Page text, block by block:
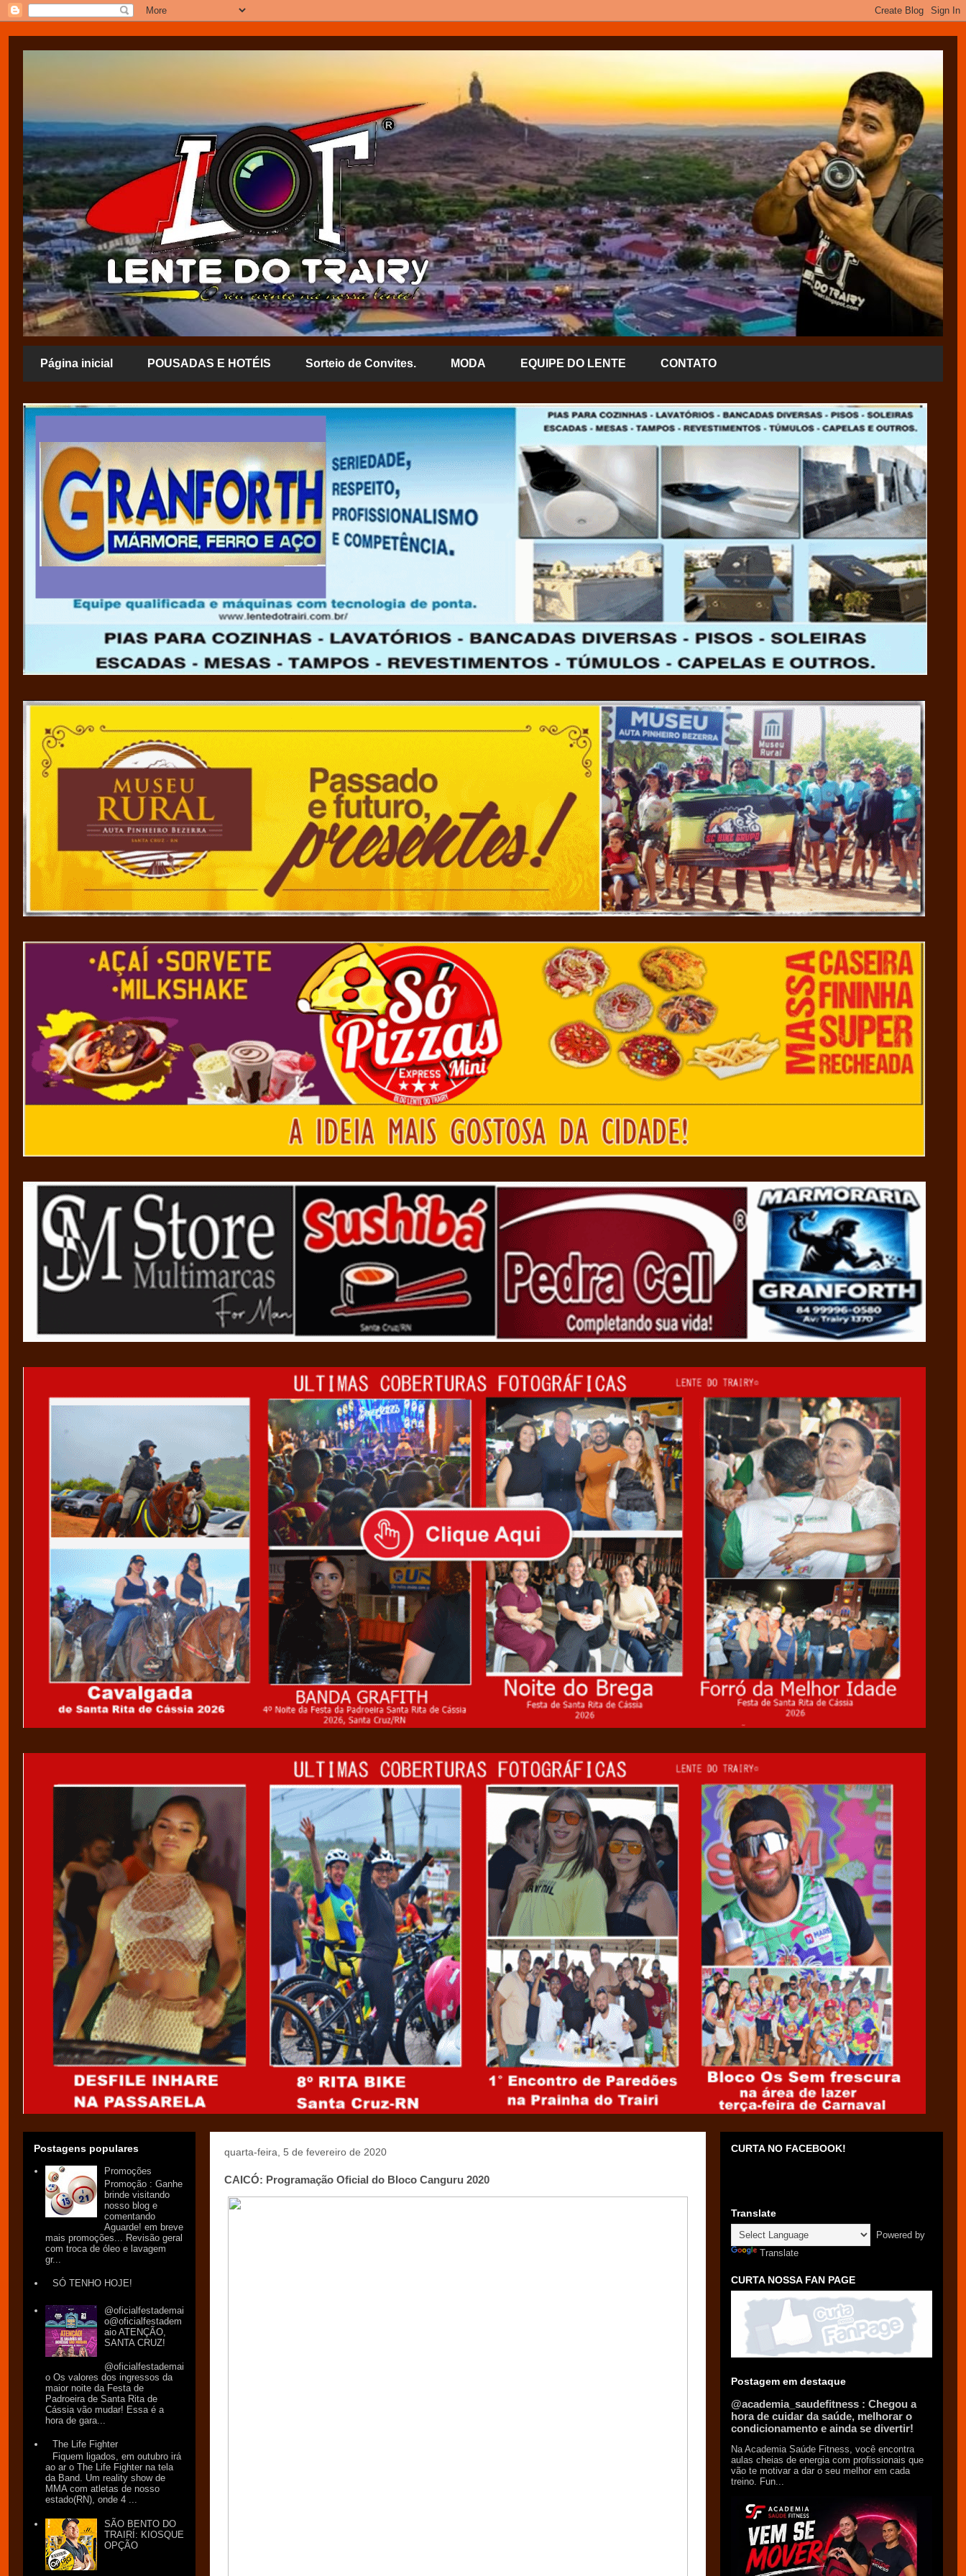
Página inicial POUSADAS E HOTÉIS Sorteio de Convites. MODA EQUIPE DO LENTE CONTATO
quarta-feira, 5 de fevereiro de 2020
CAICÓ: Programação Oficial do Bloco Canguru 2020
Postagens populares
Promoções
Promoção : Ganhe
brinde visitando
nosso blog e
comentando
Aguarde! em breve
mais promoções... Revisão geral
com troca de óleo e lavagem
gr...
SÓ TENHO HOJE!
@oficialfestademai
o@oficialfestadem
aio ATENÇÃO,
SANTA CRUZ!
@oficialfestademai
o Os valores dos ingressos da
maior noite da Festa de
Padroeira de Santa Rita de
Cássia vão mudar! Essa é a
hora de gara...
The Life Fighter
Fiquem ligados, em outubro irá
ao ar o The Life Fighter na tela
da Band. Um reality show de
MMA com atletas de nosso
estado(RN), onde 4 ...
SÃO BENTO DO
TRAIRÍ: KIOSQUE
OPÇÃO
CURTA NO FACEBOOK!
Translate
Powered by
Translate
CURTA NOSSA FAN PAGE
Postagem em destaque
@academia_saudefitness : Chegou a
hora de cuidar da saúde, melhorar o
condicionamento e ainda se divertir!
Na Academia Saúde Fitness, você encontra
aulas cheias de energia com profissionais que
vão te motivar a dar o seu melhor em cada
treino. Fun...